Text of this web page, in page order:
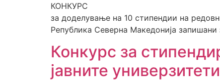
КОНКУРС
за доделување на 10 стипендии на
Република Северна Македонија
Конкурс за
јавните